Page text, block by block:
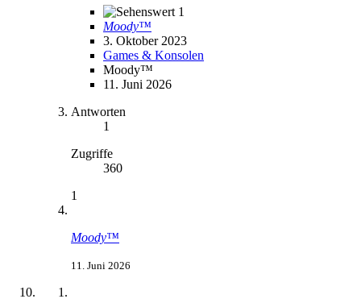
1
Moody™
3. Oktober 2023
Games & Konsolen
Moody™
11. Juni 2026
Antworten
1
Zugriffe
360
1
Moody™
11. Juni 2026